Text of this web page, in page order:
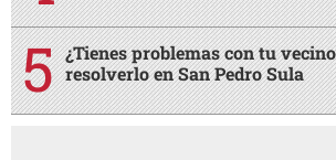
¿Tienes problemas con tu
resolverlo en San Pedro Sula